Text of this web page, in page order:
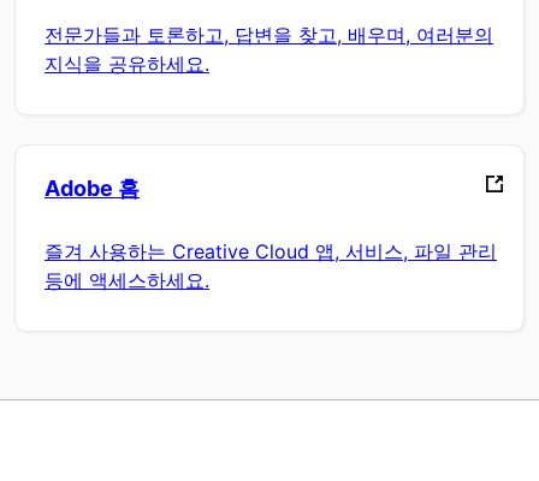
전문가들과 토론하고, 답변을 찾고, 배우며, 여러분의
지식을 공유하세요.
Adobe 홈
즐겨 사용하는 Creative Cloud 앱, 서비스, 파일 관리
등에 액세스하세요.